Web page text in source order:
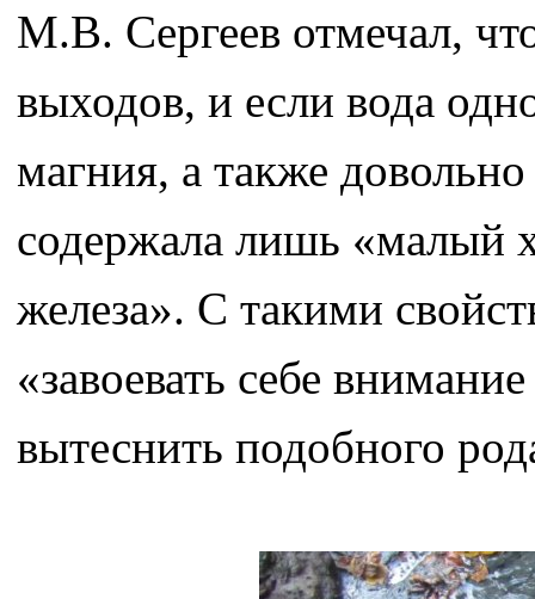
М.В. Сергеев отмечал,
выходов, и если вода
магния, а также
содержала лишь «малый
железа». С такими
«завоевать себе
вытеснить подобного